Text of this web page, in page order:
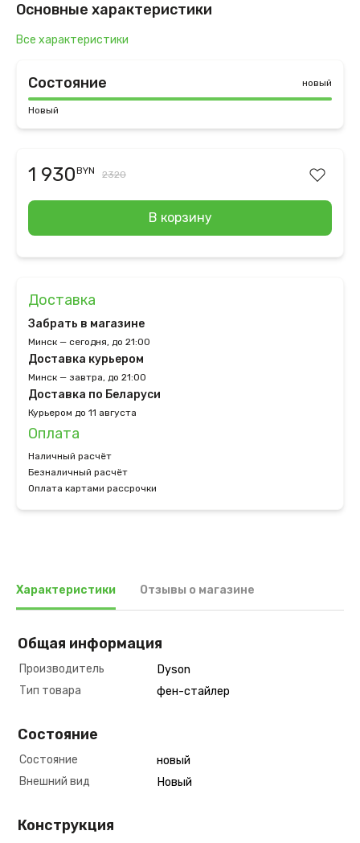
Основные характеристики
Все характеристики
Состояние новый
Новый
1 930BYN 2320
В корзину
Доставка
Забрать в магазине
Минск — сегодня, до 21:00
Доставка курьером
Минск — завтра, до 21:00
Доставка по Беларуси
Курьером до 11 августа
Оплата
Наличный расчёт
Безналичный расчёт
Оплата картами рассрочки
Характеристики Отзывы о магазине
Общая информация
Производитель
Dyson
Тип товара
фен-стайлер
Состояние
Состояние
новый
Внешний вид
Новый
Конструкция